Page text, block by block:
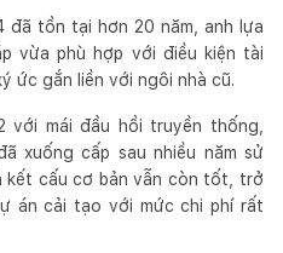
đã tồn tại hơn 20 năm, anh lựa
vừa phù hợp với điều kiện tài
ức gắn liền với ngôi nhà cũ.
với mái đầu hồi truyền thống,
xuống cấp sau nhiều năm sử
kết cấu cơ bản vẫn còn tốt, trở
án cải tạo với mức chi phí rất